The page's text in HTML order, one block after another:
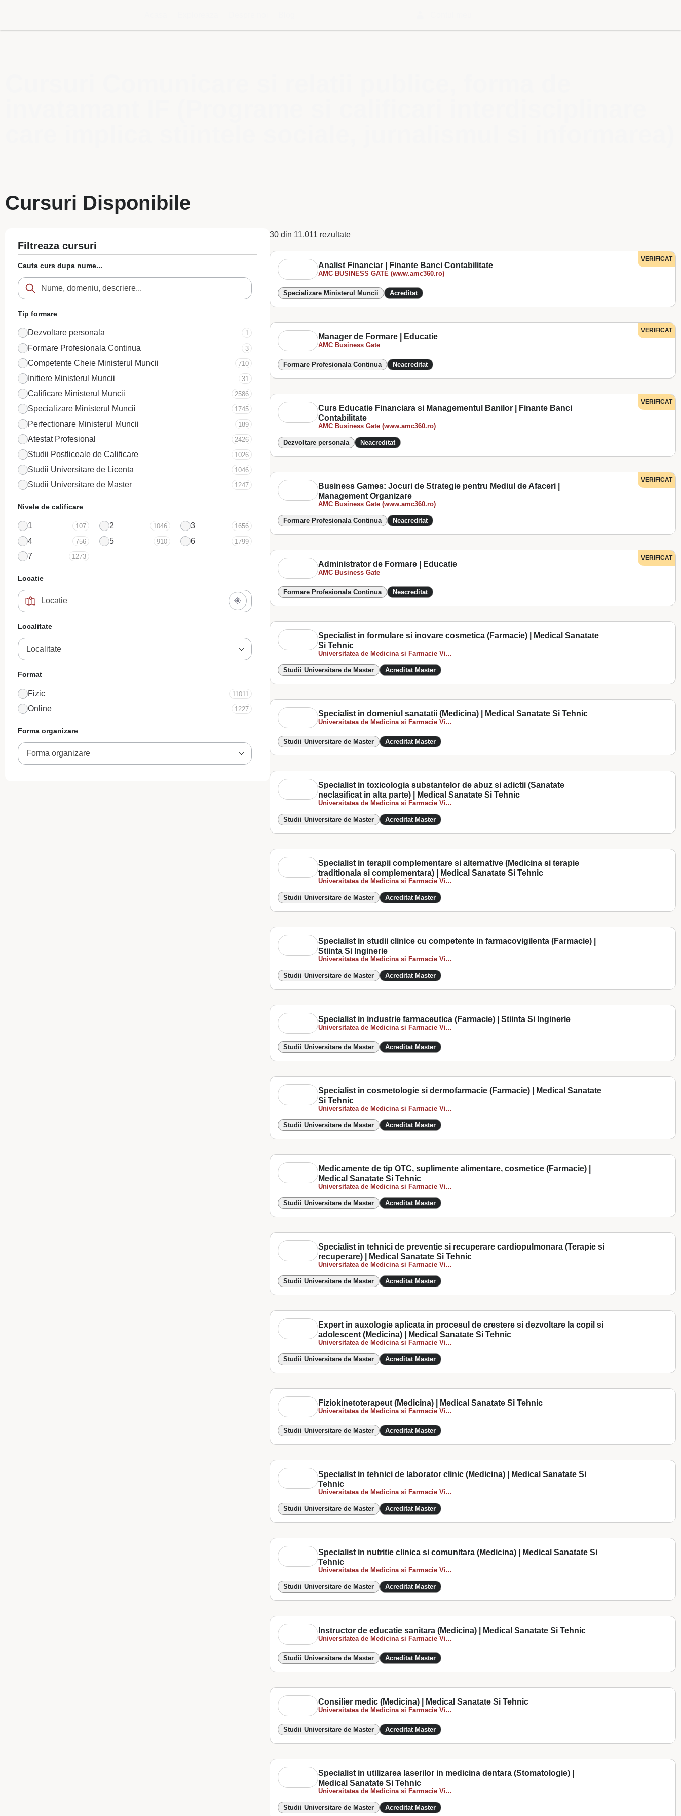
Cursuri Disponibile
Filtreaza cursuri
Cauta curs dupa nume...
Tip formare
Dezvoltare personala 1
Formare Profesionala Continua 3
Competente Cheie Ministerul Muncii 710
Initiere Ministerul Muncii 31
Calificare Ministerul Muncii 2586
Specializare Ministerul Muncii 1745
Perfectionare Ministerul Muncii 189
Atestat Profesional 2426
Studii Postliceale de Calificare 1026
Studii Universitare de Licenta 1046
Studii Universitare de Master 1247
Nivele de calificare
1 107 2 1046 3 1656
4 756 5 910 6 1799
7 1273
Locatie
Localitate
Localitate
Format
Fizic 11011
Online 1227
Forma organizare
Forma organizare
30 din 11.011 rezultate
Analist Financiar | Finante Banci Contabilitate
AMC BUSINESS GATE (www.amc360.ro)
Specializare Ministerul Muncii Acreditat
VERIFICAT
Manager de Formare | Educatie
AMC Business Gate
Formare Profesionala Continua Neacreditat
VERIFICAT
Curs Educatie Financiara si Managementul Banilor | Finante Banci
Contabilitate
AMC Business Gate (www.amc360.ro)
Dezvoltare personala Neacreditat
VERIFICAT
Business Games: Jocuri de Strategie pentru Mediul de Afaceri |
Management Organizare
AMC Business Gate (www.amc360.ro)
Formare Profesionala Continua Neacreditat
VERIFICAT
Administrator de Formare | Educatie
AMC Business Gate
Formare Profesionala Continua Neacreditat
VERIFICAT
Specialist in formulare si inovare cosmetica (Farmacie) | Medical Sanatate
Si Tehnic
Universitatea de Medicina si Farmacie Vi...
Studii Universitare de Master Acreditat Master
Specialist in domeniul sanatatii (Medicina) | Medical Sanatate Si Tehnic
Universitatea de Medicina si Farmacie Vi...
Studii Universitare de Master Acreditat Master
Specialist in toxicologia substantelor de abuz si adictii (Sanatate
neclasificat in alta parte) | Medical Sanatate Si Tehnic
Universitatea de Medicina si Farmacie Vi...
Studii Universitare de Master Acreditat Master
Specialist in terapii complementare si alternative (Medicina si terapie
traditionala si complementara) | Medical Sanatate Si Tehnic
Universitatea de Medicina si Farmacie Vi...
Studii Universitare de Master Acreditat Master
Specialist in studii clinice cu competente in farmacovigilenta (Farmacie) |
Stiinta Si Inginerie
Universitatea de Medicina si Farmacie Vi...
Studii Universitare de Master Acreditat Master
Specialist in industrie farmaceutica (Farmacie) | Stiinta Si Inginerie
Universitatea de Medicina si Farmacie Vi...
Studii Universitare de Master Acreditat Master
Specialist in cosmetologie si dermofarmacie (Farmacie) | Medical Sanatate
Si Tehnic
Universitatea de Medicina si Farmacie Vi...
Studii Universitare de Master Acreditat Master
Medicamente de tip OTC, suplimente alimentare, cosmetice (Farmacie) |
Medical Sanatate Si Tehnic
Universitatea de Medicina si Farmacie Vi...
Studii Universitare de Master Acreditat Master
Specialist in tehnici de preventie si recuperare cardiopulmonara (Terapie si
recuperare) | Medical Sanatate Si Tehnic
Universitatea de Medicina si Farmacie Vi...
Studii Universitare de Master Acreditat Master
Expert in auxologie aplicata in procesul de crestere si dezvoltare la copil si
adolescent (Medicina) | Medical Sanatate Si Tehnic
Universitatea de Medicina si Farmacie Vi...
Studii Universitare de Master Acreditat Master
Fiziokinetoterapeut (Medicina) | Medical Sanatate Si Tehnic
Universitatea de Medicina si Farmacie Vi...
Studii Universitare de Master Acreditat Master
Specialist in tehnici de laborator clinic (Medicina) | Medical Sanatate Si
Tehnic
Universitatea de Medicina si Farmacie Vi...
Studii Universitare de Master Acreditat Master
Specialist in nutritie clinica si comunitara (Medicina) | Medical Sanatate Si
Tehnic
Universitatea de Medicina si Farmacie Vi...
Studii Universitare de Master Acreditat Master
Instructor de educatie sanitara (Medicina) | Medical Sanatate Si Tehnic
Universitatea de Medicina si Farmacie Vi...
Studii Universitare de Master Acreditat Master
Consilier medic (Medicina) | Medical Sanatate Si Tehnic
Universitatea de Medicina si Farmacie Vi...
Studii Universitare de Master Acreditat Master
Specialist in utilizarea laserilor in medicina dentara (Stomatologie) |
Medical Sanatate Si Tehnic
Universitatea de Medicina si Farmacie Vi...
Studii Universitare de Master Acreditat Master